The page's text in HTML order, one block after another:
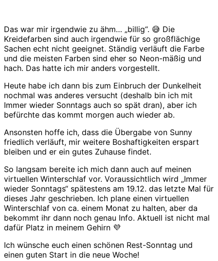
Das war mir irgendwie zu ähm… „billig“. 😅 Die
Kreidefarben sind auch irgendwie für so großflächige
Sachen echt nicht geeignet. Ständig verläuft die Farbe
und die meisten Farben sind eher so Neon-mäßig und
hach. Das hatte ich mir anders vorgestellt.
Heute habe ich dann bis zum Einbruch der Dunkelheit
nochmal was anderes versucht (deshalb bin ich mit
Immer wieder Sonntags auch so spät dran), aber ich
befürchte das kommt morgen auch wieder ab.
Ansonsten hoffe ich, dass die Übergabe von Sunny
friedlich verläuft, mir weitere Boshaftigkeiten erspart
bleiben und er ein gutes Zuhause findet.
So langsam bereite ich mich dann auch auf meinen
virtuellen Winterschlaf vor. Voraussichtlich wird „Immer
wieder Sonntags“ spätestens am 19.12. das letzte Mal für
dieses Jahr geschrieben. Ich plane einen virtuellen
Winterschlaf von ca. einem Monat zu halten, aber da
bekommt ihr dann noch genau Info. Aktuell ist nicht mal
dafür Platz in meinem Gehirn 💜
Ich wünsche euch einen schönen Rest-Sonntag und
einen guten Start in die neue Woche!